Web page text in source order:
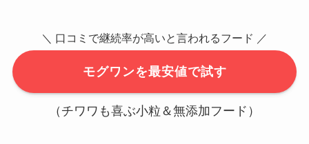
＼ 口コミで継続率が高いと言われるフード ／
モグワンを最安値で試す
（チワワも喜ぶ小粒＆無添加フード）